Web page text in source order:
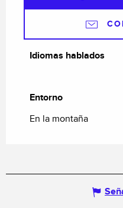
Idiomas hablados
Idiomas hablados
Entorno
Entorno
En la montaña